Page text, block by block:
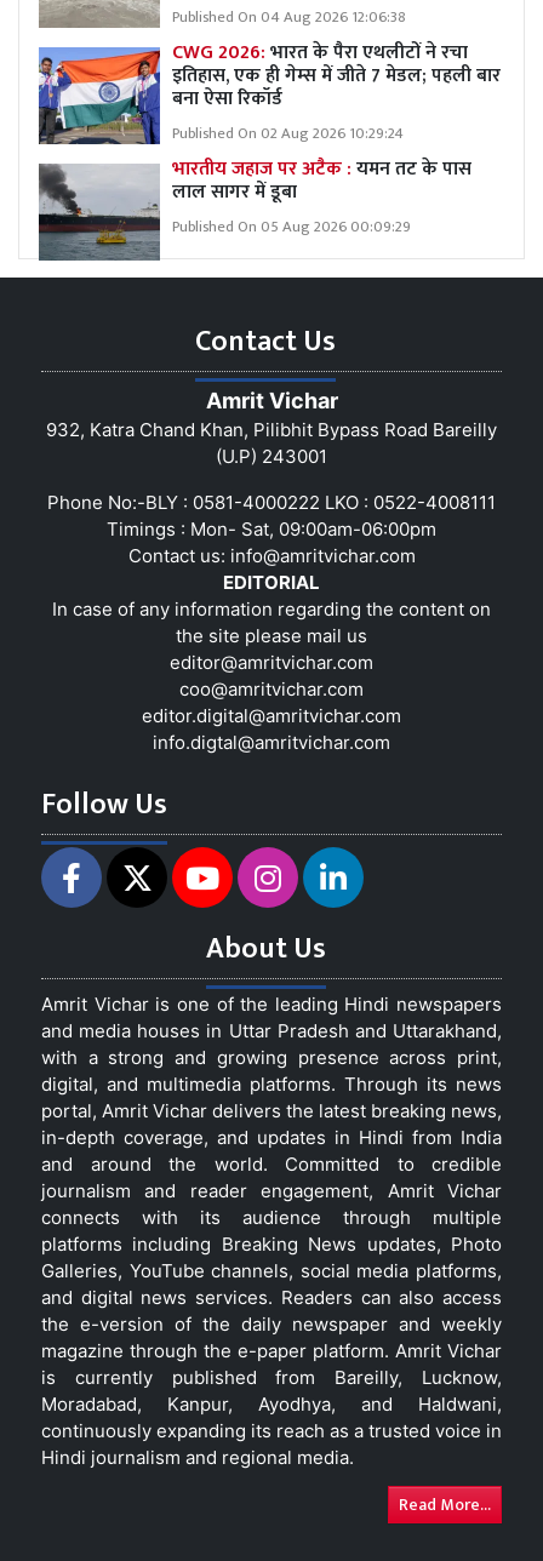
Published On 04 Aug 2026 12:06:38
CWG 2026:भारत के पैरा एथलीटों ने रचा
इतिहास, एक ही गेम्स में जीते 7 मेडल; पहली बार
बना ऐसा रिकॉर्ड
Published On 02 Aug 2026 10:29:24
भारतीय जहाज पर अटैक :यमन तट के पास
लाल सागर में डूबा
Published On 05 Aug 2026 00:09:29
Contact Us
Amrit Vichar
932, Katra Chand Khan, Pilibhit Bypass Road Bareilly
(U.P) 243001
Phone No:-BLY : 0581-4000222 LKO : 0522-4008111
Timings : Mon- Sat, 09:00am-06:00pm
Contact us: info@amritvichar.com
EDITORIAL
In case of any information regarding the content on
the site please mail us
editor@amritvichar.com
coo@amritvichar.com
editor.digital@amritvichar.com
info.digtal@amritvichar.com
Follow Us
About Us
Amrit Vichar is one of the leading Hindi newspapers
and media houses in Uttar Pradesh and Uttarakhand,
with a strong and growing presence across print,
digital, and multimedia platforms. Through its news
portal, Amrit Vichar delivers the latest breaking news,
in-depth coverage, and updates in Hindi from India
and around the world. Committed to credible
journalism and reader engagement, Amrit Vichar
connects with its audience through multiple
platforms including Breaking News updates, Photo
Galleries, YouTube channels, social media platforms,
and digital news services. Readers can also access
the e-version of the daily newspaper and weekly
magazine through the e-paper platform. Amrit Vichar
is currently published from Bareilly, Lucknow,
Moradabad, Kanpur, Ayodhya, and Haldwani,
continuously expanding its reach as a trusted voice in
Hindi journalism and regional media.
Read More...